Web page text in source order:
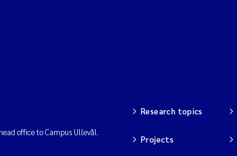
office to Campus Ullevål.
Research topics
Projects